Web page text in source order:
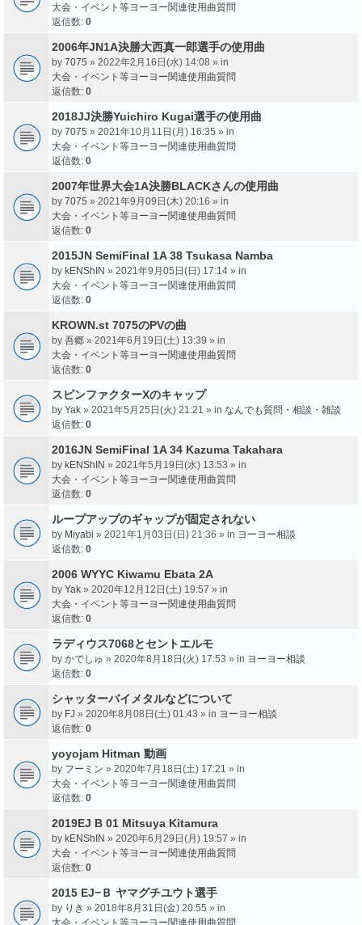
大会・イベント等ヨーヨー関連使用曲質問
返信数: 0
2006年JN1A決勝大西真一郎選手の使用曲
by 7075 » 2022年2月16日(水) 14:08 » in
大会・イベント等ヨーヨー関連使用曲質問
返信数: 0
2018JJ決勝Yuichiro Kugai選手の使用曲
by 7075 » 2021年10月11日(月) 16:35 » in
大会・イベント等ヨーヨー関連使用曲質問
返信数: 0
2007年世界大会1A決勝BLACKさんの使用曲
by 7075 » 2021年9月09日(木) 20:16 » in
大会・イベント等ヨーヨー関連使用曲質問
返信数: 0
2015JN SemiFinal 1A 38 Tsukasa Namba
by kENShIN » 2021年9月05日(日) 17:14 » in
大会・イベント等ヨーヨー関連使用曲質問
返信数: 0
KROWN.st 7075のPVの曲
by 吾郷 » 2021年6月19日(土) 13:39 » in
大会・イベント等ヨーヨー関連使用曲質問
返信数: 0
スピンファクターXのキャップ
by Yak » 2021年5月25日(火) 21:21 » in なんでも質問・相談・雑談
返信数: 0
2016JN SemiFinal 1A 34 Kazuma Takahara
by kENShIN » 2021年5月19日(水) 13:53 » in
大会・イベント等ヨーヨー関連使用曲質問
返信数: 0
ループアップのギャップが固定されない
by Miyabi » 2021年1月03日(日) 21:36 » in ヨーヨー相談
返信数: 0
2006 WYYC Kiwamu Ebata 2A
by Yak » 2020年12月12日(土) 19:57 » in
大会・イベント等ヨーヨー関連使用曲質問
返信数: 0
ラディウス7068とセントエルモ
by かでしゅ » 2020年8月18日(火) 17:53 » in ヨーヨー相談
返信数: 0
シャッターバイメタルなどについて
by FJ » 2020年8月08日(土) 01:43 » in ヨーヨー相談
返信数: 0
yoyojam Hitman 動画
by フーミン » 2020年7月18日(土) 17:21 » in
大会・イベント等ヨーヨー関連使用曲質問
返信数: 0
2019EJ B 01 Mitsuya Kitamura
by kENShIN » 2020年6月29日(月) 19:57 » in
大会・イベント等ヨーヨー関連使用曲質問
返信数: 0
2015 EJ−Ｂ ヤマグチユウト選手
by りき » 2018年8月31日(金) 20:55 » in
大会・イベント等ヨーヨー関連使用曲質問